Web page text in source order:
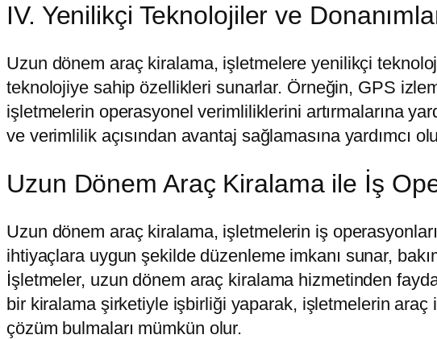
IV. Yenilikçi Teknolojiler ve
Uzun dönem araç kiralama, işletmelere yenilikçi
teknolojiye sahip özellikleri sunarlar. Örneğin, GPS
işletmelerin operasyonel verimliliklerini artırmalarına
ve verimlilik açısından avantaj sağlamasına yardımcı
Uzun Dönem Araç Kiralama ile İş
Uzun dönem araç kiralama, işletmelerin iş
ihtiyaçlara uygun şekilde düzenleme imkanı sunar,
İşletmeler, uzun dönem araç kiralama hizmetinden
bir kiralama şirketiyle işbirliği yaparak, işletmelerin araç
çözüm bulmaları mümkün olur.